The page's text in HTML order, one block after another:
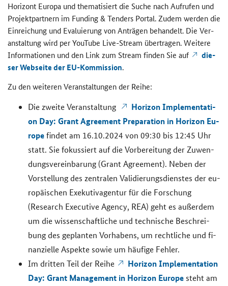
Ho­ri­zont Eu­ro­pa und the­ma­ti­siert die Suche nach Auf­ru­fen und
Pro­jekt­part­nern im Funding & Tenders Por­tal. Zudem wer­den die
Ein­rei­chung und Eva­lu­ie­rung von An­trä­gen be­han­delt. Die Ver­
an­stal­tung wird per You­Tube Live-Stream über­tra­gen. Wei­te­re
In­for­ma­tio­nen und den Link zum Stream fin­den Sie auf
die­
ser Web­sei­te der EU-​Kommission.
Zu den wei­te­ren Ver­an­stal­tun­gen der Reihe:
Die zwei­te Ver­an­stal­tung
Ho­ri­zon Im­ple­men­ta­ti­
on Day: Grant Agree­ment Pre­pa­ra­ti­on in Ho­ri­zon Eu­
ro­pefin­det am 16.10.2024 von 09:30 bis 12:45 Uhr
statt. Sie fo­kus­siert auf die Vor­be­rei­tung der Zu­wen­
dungs­ver­ein­ba­rung (Grant Agreement). Neben der
Vor­stel­lung des zen­tra­len Va­li­die­rungs­diens­tes der eu­
ro­päi­schen Exe­ku­tiv­agen­tur für die For­schung
(Research Executive Agency, REA) geht es au­ßer­dem
um die wis­sen­schaft­li­che und tech­ni­sche Be­schrei­
bung des ge­plan­ten Vor­ha­bens, um recht­li­che und fi­
nan­zi­el­le Aspek­te sowie um häu­fi­ge Feh­ler.
Im drit­ten Teil der Reihe
Ho­ri­zon Im­ple­men­ta­ti­on
Day: Grant Ma­nage­ment in Ho­ri­zon Eu­ro­pe steht am